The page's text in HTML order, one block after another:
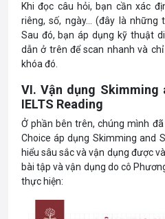
Khi đọc câu hỏi, bạn cần xác
riêng, số, ngày… (đây là những
Sau đó, bạn áp dụng kỹ thuật
dẫn ở trên để scan nhanh và
khóa đó.
VI. Vận dụng Skimming
IELTS Reading
Ở phần bên trên, chúng mình
Choice áp dụng Skimming and
hiểu sâu sắc và vận dụng được
bài tập và vận dụng do cô
thực hiện: